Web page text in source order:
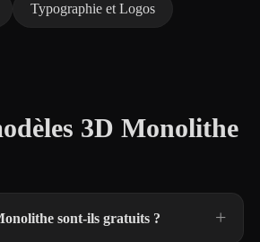
Typographie et Logos
3D Monolithe
sont-ils gratuits ?